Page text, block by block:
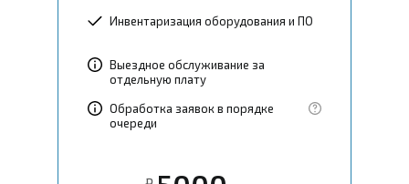
Инвентаризация оборудования и ПО
Выездное обслуживание за
отдельную плату
Обработка заявок в порядке
очереди